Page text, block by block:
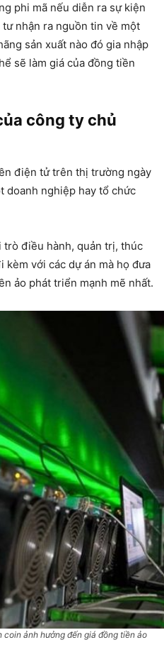
phi mã nếu diễn ra sự kiện
nhận ra nguồn tin về một
sản xuất nào đó gia nhập
sẽ làm giá của đồng tiền
công ty chủ
điện tử trên thị trường ngày
doanh nghiệp hay tổ chức
trò điều hành, quản trị, thúc
với các dự án mà họ đưa
ảo phát triển mạnh mẽ nhất.
ảnh hưởng đến giá đồng tiền ảo